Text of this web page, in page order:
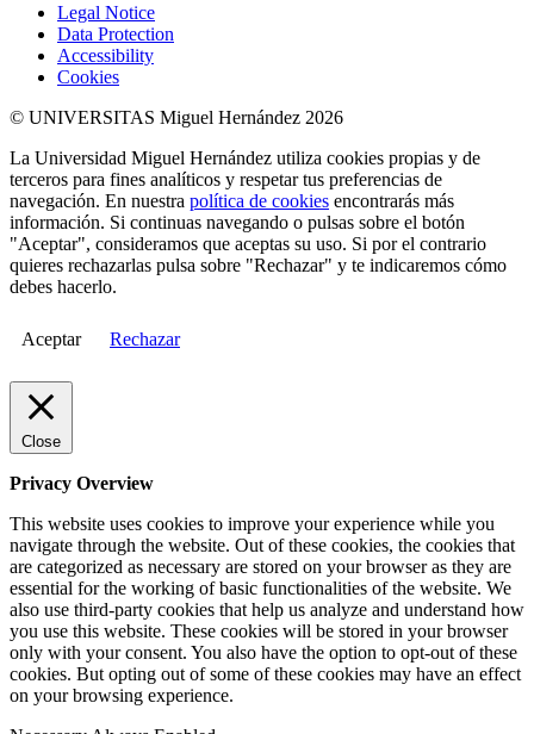
Legal Notice
Data Protection
Accessibility
Cookies
© UNIVERSITAS Miguel Hernández 2026
La Universidad Miguel Hernández utiliza cookies propias y de
terceros para fines analíticos y respetar tus preferencias de
navegación. En nuestra política de cookies encontrarás más
información. Si continuas navegando o pulsas sobre el botón
"Aceptar", consideramos que aceptas su uso. Si por el contrario
quieres rechazarlas pulsa sobre "Rechazar" y te indicaremos cómo
debes hacerlo.
Aceptar Rechazar
Close
Privacy Overview
This website uses cookies to improve your experience while you
navigate through the website. Out of these cookies, the cookies that
are categorized as necessary are stored on your browser as they are
essential for the working of basic functionalities of the website. We
also use third-party cookies that help us analyze and understand how
you use this website. These cookies will be stored in your browser
only with your consent. You also have the option to opt-out of these
cookies. But opting out of some of these cookies may have an effect
on your browsing experience.